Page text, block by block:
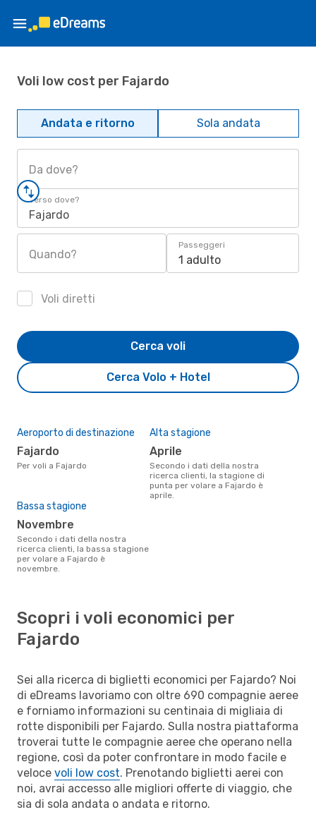
Voli low cost per Fajardo
Andata e ritorno Sola andata
Da dove?
Verso dove?
Fajardo
Quando?
Passeggeri
1 adulto
Voli diretti
Cerca Volo + Hotel
Cerca voli
Aeroporto di destinazione
Fajardo
Per voli a Fajardo
Alta stagione
aprile
Secondo i dati della nostra
ricerca clienti, la stagione di
punta per volare a Fajardo è
aprile.
Bassa stagione
novembre
Secondo i dati della nostra
ricerca clienti, la bassa stagione
per volare a Fajardo è
novembre.
Scopri i voli economici per
Fajardo
Sei alla ricerca di biglietti economici per Fajardo? Noi
di eDreams lavoriamo con oltre 690 compagnie aeree
e forniamo informazioni su centinaia di migliaia di
rotte disponibili per Fajardo. Sulla nostra piattaforma
troverai tutte le compagnie aeree che operano nella
regione, così da poter confrontare in modo facile e
veloce voli low cost. Prenotando biglietti aerei con
noi, avrai accesso alle migliori offerte di viaggio, che
sia di sola andata o andata e ritorno.